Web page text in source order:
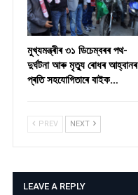
মুখ্যমন্ত্ৰীৰ ৩১ ডিচেম্বৰৰ পথ-
দুৰ্ঘটনা আৰু মৃত্যু ৰোধৰ আহ্বানৰ
প্ৰতি সহযোগিতাৰে বাইক…
PREV NEXT
LEAVE A REPLY